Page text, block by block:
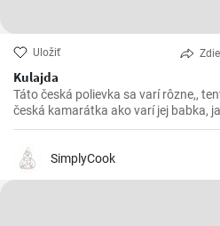
Uložiť
Kulajda
Táto česká polievka sa varí rôzne,,
česká kamarátka ako varí jej babka,
chutila nám s manželom. Skúste 😉
SimplyCook